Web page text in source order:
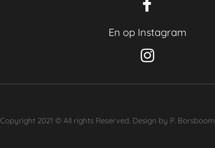
En op Instagram
Copyright 2021 © All rights Reserved. Design by P. Borsboom